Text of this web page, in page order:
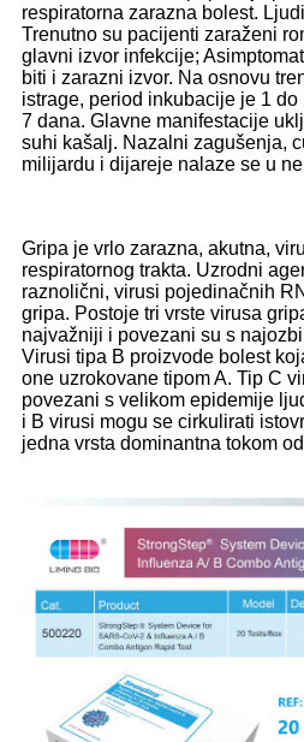
respiratorna zarazna bolest.
Trenutno su pacijenti zaraženi
glavni izvor infekcije;
biti i zarazni izvor. Na osnovu
istrage, period inkubacije je 1
7 dana. Glavne manifestacije
suhi kašalj. Nazalni zagušenja,
milijardu i dijareje nalaze se u
Gripa je vrlo zarazna, akutna,
respiratornog trakta. Uzrodni
raznolični, virusi pojedinačnih
gripa. Postoje tri vrste virusa
najvažniji i povezani su s
Virusi tipa B proizvode bolest
one uzrokovane tipom A. Tip C
povezani s velikom epidemije
i B virusi mogu se cirkulirati
jedna vrsta dominantna tokom